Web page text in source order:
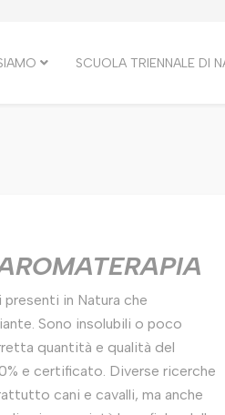
SCUOLA TRIENNALE DI
in Natura che
Sono insolubili o poco
quantità e qualità del
e certificato. Diverse ricerche
cani e cavalli, ma anche